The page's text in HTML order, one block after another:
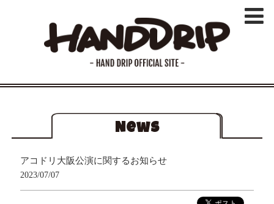
News
アコドリ大阪公演に関するお知らせ
2023/07/07